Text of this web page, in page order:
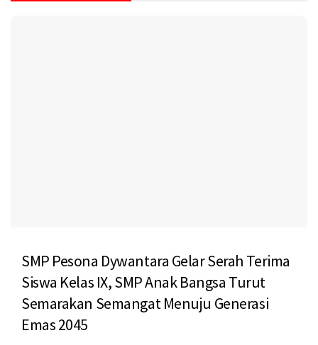
SMP Pesona Dywantara Gelar Serah Terima
Siswa Kelas IX, SMP Anak Bangsa Turut
Semarakan Semangat Menuju Generasi
Emas 2045